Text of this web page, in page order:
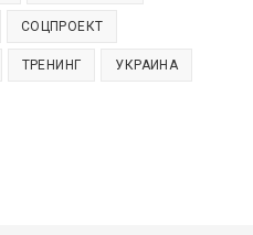
СОЦПРОЕКТ
ТРЕНИНГ УКРАИНА